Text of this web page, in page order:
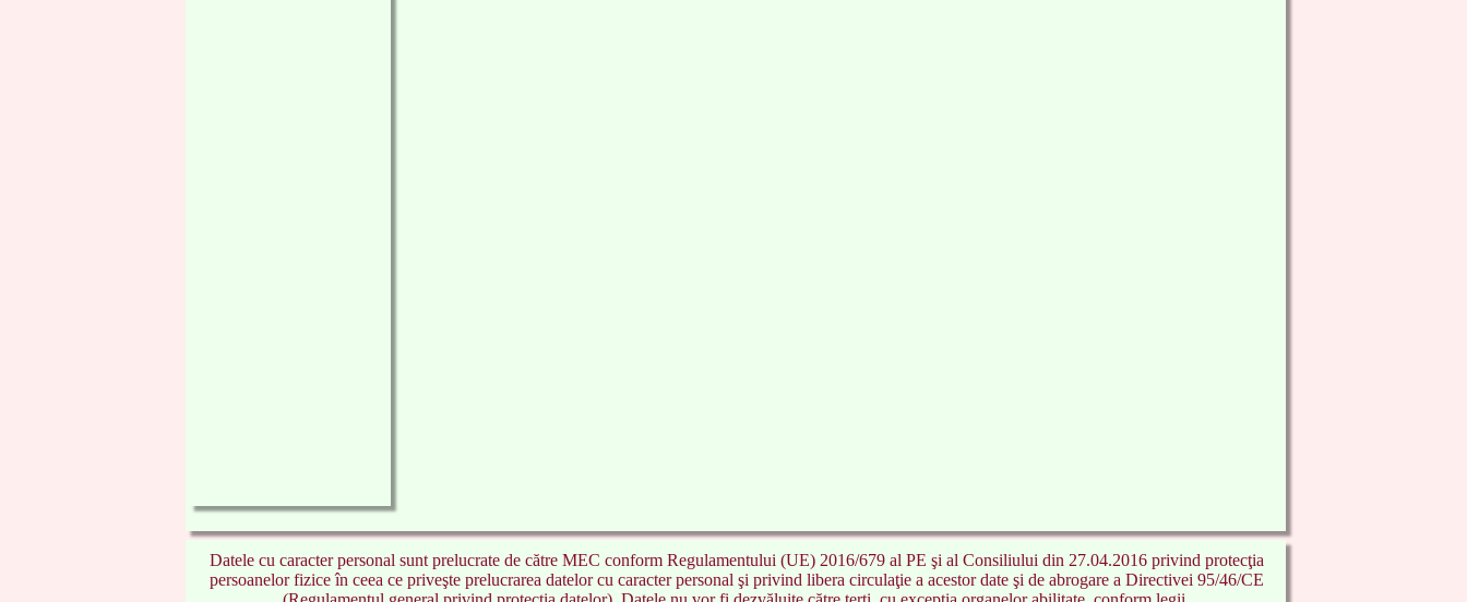
Datele cu caracter personal sunt prelucrate de către MEC conform Regulamentului (UE) 2016/679 al PE şi al Consiliului din 27.04.2016 privind protecţia
persoanelor fizice în ceea ce priveşte prelucrarea datelor cu caracter personal şi privind libera circulaţie a acestor date şi de abrogare a Directivei 95/46/CE